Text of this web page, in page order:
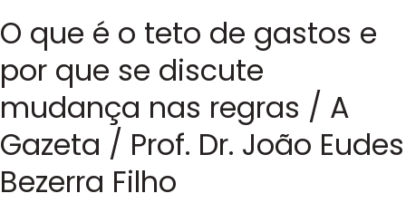
O que é o teto de gastos e
por que se discute
mudança nas regras / A
Gazeta / Prof. Dr. João Eudes
Bezerra Filho